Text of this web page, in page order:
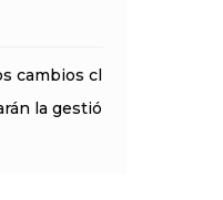
cambios cl
la gestió